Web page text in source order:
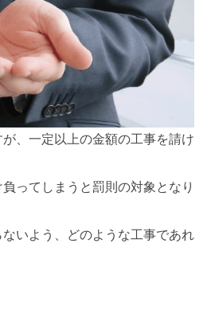
、一定以上の金額の工事を請け
ってしまうと罰則の対象となり
いよう、どのような工事であれ